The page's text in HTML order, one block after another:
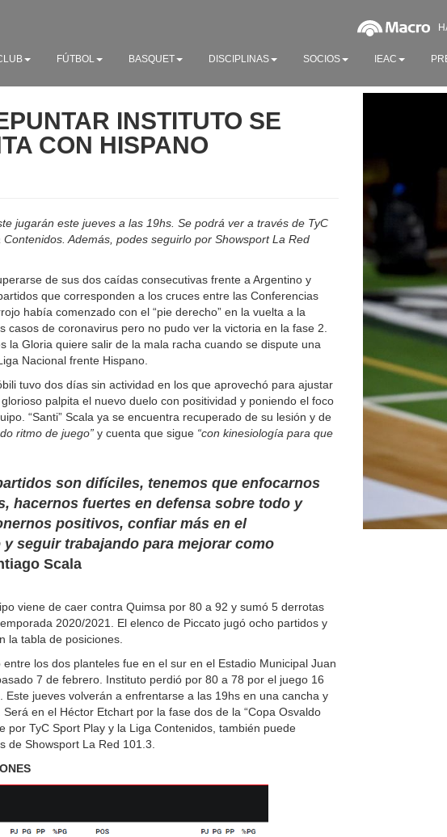
FÚTBOL BASQUET DISCIPLINAS SOCIOS IEAC
INSTITUTO SE
CON HISPANO
jugarán este jueves a las 19hs. Se podrá ver a través de TyC
Contenidos. Además, podes seguirlo por Showsport La Red
de sus dos caídas consecutivas frente a Argentino y
que corresponden a los cruces entre las Conferencias
había comenzado con el “pie derecho” en la vuelta a la
casos de coronavirus pero no pudo ver la victoria en la fase 2.
la Gloria quiere salir de la mala racha cuando se dispute una
Nacional frente Hispano.
tuvo dos días sin actividad en los que aprovechó para ajustar
palpita el nuevo duelo con positividad y poniendo el foco
“Santi” Scala ya se encuentra recuperado de su lesión y de
ritmo de juego” y cuenta que sigue “con kinesiología para que
son difíciles, tenemos que enfocarnos
hacernos fuertes en defensa sobre todo y
positivos, confiar más en el
y seguir trabajando para mejorar como
Scala
viene de caer contra Quimsa por 80 a 92 y sumó 5 derrotas
2020/2021. El elenco de Piccato jugó ocho partidos y
la tabla de posiciones.
entre los dos planteles fue en el sur en el Estadio Municipal Juan
7 de febrero. Instituto perdió por 80 a 78 por el juego 16
Este jueves volverán a enfrentarse a las 19hs en una cancha y
en el Héctor Etchart por la fase dos de la “Copa Osvaldo
por TyC Sport Play y la Liga Contenidos, también puede
de Showsport La Red 101.3.